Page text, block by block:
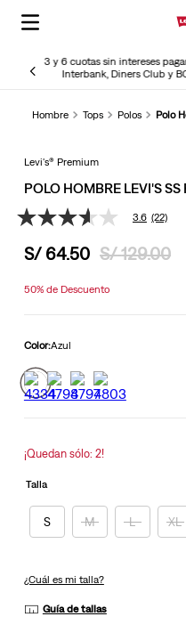
3 y 6 cuotas sin intereses
Interbank, Diners Club y
Hombre Tops Polos Polo
Levi's® Premium
POLO HOMBRE LEVI'S SS
3.6
5
medio
Read
22
Reviews.
Enlace
en
3.6 (22)
S/ 64.50 S/ 129.00
50%de Descuento
Color:Azul
¡Quedan sólo: 2!
Talla
S M L XL
¿Cuál es mi talla?
Guía de tallas